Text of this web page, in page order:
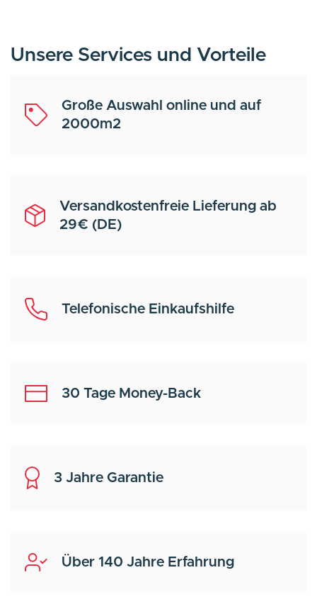
Unsere Services und Vorteile
Große Auswahl online und auf
2000m2
Versandkostenfreie Lieferung ab
29€ (DE)
Telefonische Einkaufshilfe
30 Tage Money-Back
3 Jahre Garantie
Über 140 Jahre Erfahrung